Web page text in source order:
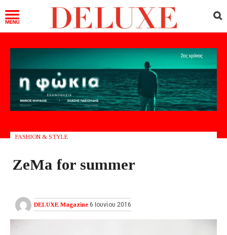
FASHION & STYLE
ZeMa for summer
DELUXE Magazine 6 Ιουνίου 2016